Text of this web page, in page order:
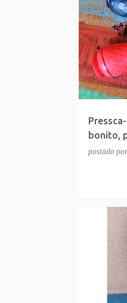
P
o
s
t
a
g
bonito,
postado por